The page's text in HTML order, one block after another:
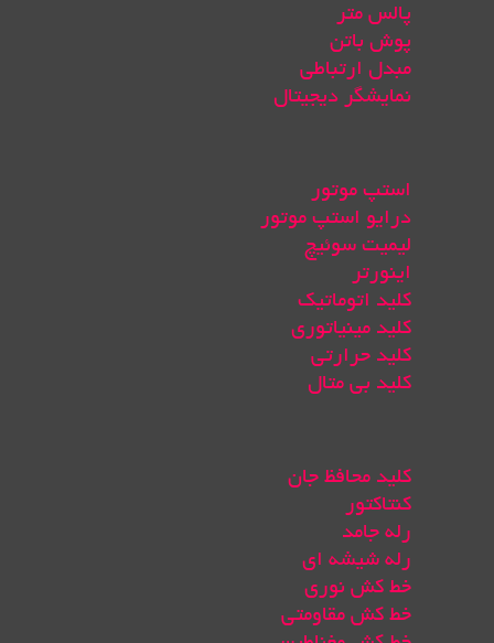
پالس متر
پوش باتن
مبدل ارتباطی
نمایشگر دیجیتال
استپ موتور
درایو استپ موتور
لیمیت سوئیچ
اینورتر
کلید اتوماتیک
کلید مینیاتوری
کلید حرارتی
کلید بی متال
کلید محافظ جان
کنتاکتور
رله جامد
رله شیشه ای
خط کش نوری
خط کش مقاومتی